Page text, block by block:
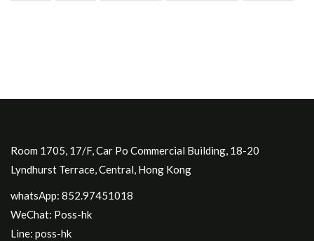
Room 1705, 17/F, Car Po Commercial Building, 18-20
Lyndhurst Terrace, Central, Hong Kong
whatsApp: 852.97451018
WeChat: Poss-hk
Line: poss-hk